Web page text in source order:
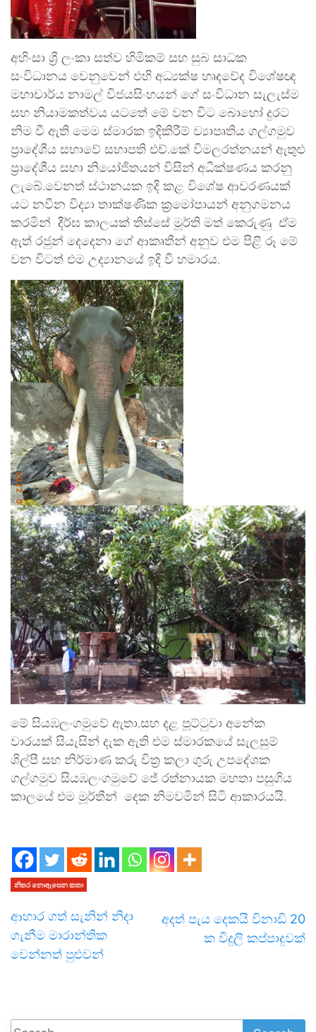
අහිංසා ශ්‍රී ලංකා සත්ව හිමිකම් සහ සුබ සාධක
සංවිධානය වෙනුවෙන් එහි අධ්‍යක්ෂ හෘදවේද විශේෂඥ
මහාචාර්ය නාමල් විජයසිංහයන් ගේ සංවිධාන සැලැස්ම
සහ නියාමකත්වය යටතේ මේ වන විට බොහෝ දුරට
නිම වී ඇති මෙම ස්මාරක ඉදිකිරීම් ව්‍යාපෘතිය ගල්ගමුව
ප්‍රාදේශීය සභාවේ සභාපති එච්.කේ විමලරත්නයන් ඇතුළු
ප්‍රාදේශීය සභා නියෝජිතයන් විසින් අධීක්ෂණය කරනු
ලැබේ.වෙනත් ස්ථානයක ඉදි කළ විශේෂ ආවරණයක්
යට නවීන විද්‍යා තාක්ෂණික ක්‍රමෝපායන් අනුගමනය
කරමින් දීර්ඝ කාලයක් තිස්සේ මූර්ති මත් කෙරුණු ඒම
ඇත් රජුන් දෙදෙනා ගේ ආකෘතීන් අනුව එම පිළි රූ මේ
වන විටත් එම උද්‍යානයේ ඉදි වී හමාරය.
මේ සියඹලංගමුවේ ඇතා,සහ දළ පූට්ටුවා අනේක
වාරයක් සියැසින් දැක ඇති එම ස්මාරකයේ සැලසුම්
ශිල්පී සහ නිර්මාණ කරු චිත්‍ර කලා ගුරු උපදේශක
ගල්ගමුව සියඹලංගමුවේ ජේ රත්නායක මහතා පසුගිය
කාලයේ එම මූර්තීන් දෙක නිමවමින් සිටි ආකාරයයි.
නිතර නොඇසෙන කතා
ආහාර ගත් සැනින් නිදා
ගැනීම මාරාන්තික
වෙන්නත් පුළුවන්
අදත් පැය දෙකයි විනාඩි 20
ක විදුලි කප්පාදුවක්